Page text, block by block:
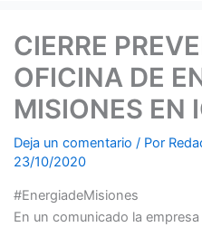
CIERRE
OFICINA DE
MISIONES EN
Deja un comentario / Por
23/10/2020
#EnergiadeMisiones
En un comunicado la